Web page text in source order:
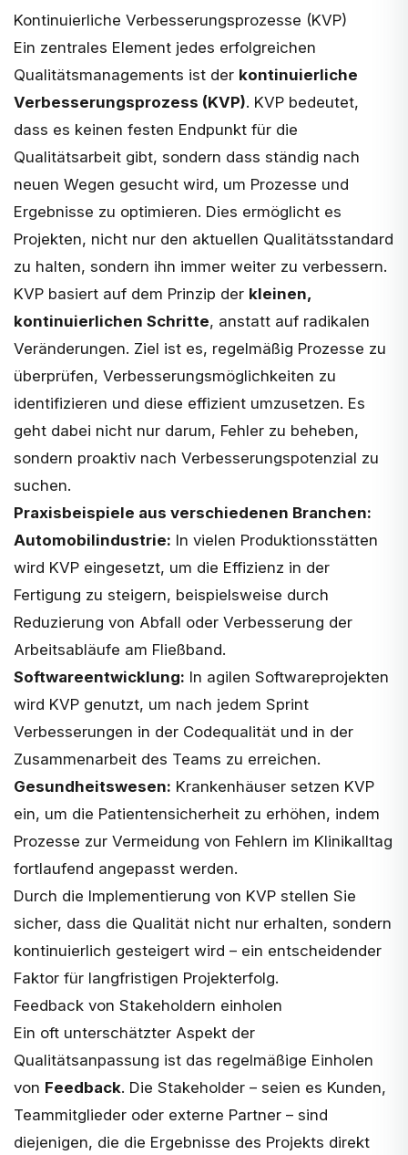
Kontinuierliche Verbesserungsprozesse (KVP)
Ein zentrales Element jedes erfolgreichen
Qualitätsmanagements ist der kontinuierliche
Verbesserungsprozess (KVP). KVP bedeutet,
dass es keinen festen Endpunkt für die
Qualitätsarbeit gibt, sondern dass ständig nach
neuen Wegen gesucht wird, um Prozesse und
Ergebnisse zu optimieren. Dies ermöglicht es
Projekten, nicht nur den aktuellen Qualitätsstandard
zu halten, sondern ihn immer weiter zu verbessern.
KVP basiert auf dem Prinzip der kleinen,
kontinuierlichen Schritte, anstatt auf radikalen
Veränderungen. Ziel ist es, regelmäßig Prozesse zu
überprüfen, Verbesserungsmöglichkeiten zu
identifizieren und diese effizient umzusetzen. Es
geht dabei nicht nur darum, Fehler zu beheben,
sondern proaktiv nach Verbesserungspotenzial zu
suchen.
Praxisbeispiele aus verschiedenen Branchen:
Automobilindustrie: In vielen Produktionsstätten
wird KVP eingesetzt, um die Effizienz in der
Fertigung zu steigern, beispielsweise durch
Reduzierung von Abfall oder Verbesserung der
Arbeitsabläufe am Fließband.
Softwareentwicklung: In agilen Softwareprojekten
wird KVP genutzt, um nach jedem Sprint
Verbesserungen in der Codequalität und in der
Zusammenarbeit des Teams zu erreichen.
Gesundheitswesen: Krankenhäuser setzen KVP
ein, um die Patientensicherheit zu erhöhen, indem
Prozesse zur Vermeidung von Fehlern im Klinikalltag
fortlaufend angepasst werden.
Durch die Implementierung von KVP stellen Sie
sicher, dass die Qualität nicht nur erhalten, sondern
kontinuierlich gesteigert wird – ein entscheidender
Faktor für langfristigen Projekterfolg.
Feedback von Stakeholdern einholen
Ein oft unterschätzter Aspekt der
Qualitätsanpassung ist das regelmäßige Einholen
von Feedback. Die Stakeholder – seien es Kunden,
Teammitglieder oder externe Partner – sind
diejenigen, die die Ergebnisse des Projekts direkt